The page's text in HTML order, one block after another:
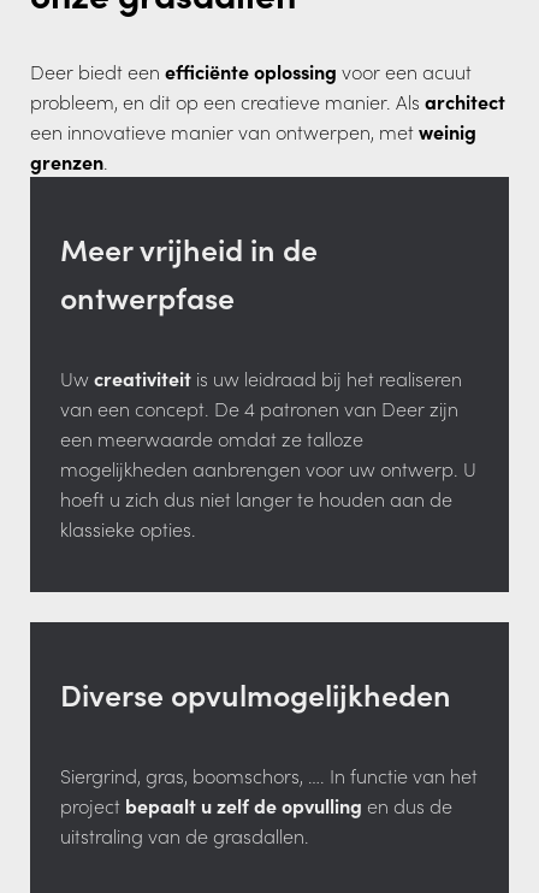
Deer biedt een efficiënte oplossing voor een acuut
probleem, en dit op een creatieve manier. Als architect
een innovatieve manier van ontwerpen, metweinig
grenzen
Meer vrijheid in de
ontwerpfase
Uwcreativiteit is uw leidraad bij het realiseren
van een concept. De 4 patronen van Deer zijn
een meerwaarde omdat ze talloze
mogelijkheden aanbrengen voor uw ontwerp. U
hoeft u zich dus niet langer te houden aan de
klassieke opties.
Diverse opvulmogelijkheden
Siergrind, gras, boomschors, …. In functie van het
project bepaalt u zelf de opvulling en dus de
uitstraling van de grasdallen.